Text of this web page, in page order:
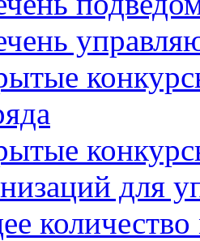
для